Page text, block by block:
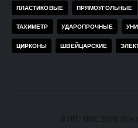
ПЛАСТИКОВЫЕ ПРЯМОУГОЛЬНЫЕ
ТАХИМЕТР УДАРОПРОЧНЫЕ
ЦИРКОНЫ ШВЕЙЦАРСКИЕ
© HIT-TIME. 2026. Все